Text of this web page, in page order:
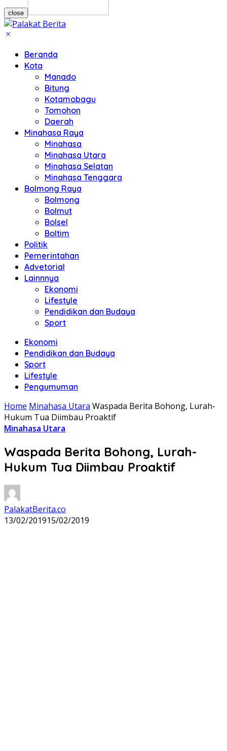
close
Beranda
Kota
Manado
Bitung
Kotamobagu
Tomohon
Daerah
Minahasa Raya
Minahasa
Minahasa Utara
Minahasa Selatan
Minahasa Tenggara
Bolmong Raya
Bolmong
Bolmut
Bolsel
Boltim
Politik
Pemerintahan
Advetorial
Lainnnya
Ekonomi
Lifestyle
Pendidikan dan Budaya
Sport
Ekonomi
Pendidikan dan Budaya
Sport
Lifestyle
Pengumuman
Home Minahasa Utara Waspada Berita Bohong, Lurah-
Hukum Tua Diimbau Proaktif
Minahasa Utara
Waspada Berita Bohong, Lurah-
Hukum Tua Diimbau Proaktif
PalakatBerita.co
13/02/201915/02/2019